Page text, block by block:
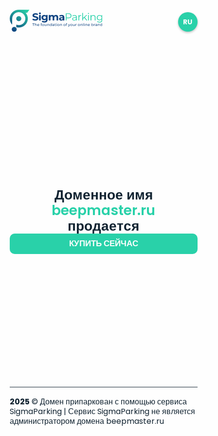
RU
Доменное имя
beepmaster.ru
продается
КУПИТЬ СЕЙЧАС
2025 © Домен припаркован с помощью сервиса
SigmaParking | Сервис SigmaParking не является
администратором домена beepmaster.ru